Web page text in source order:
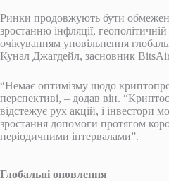
Ринки продовжують бути
зростанню інфляції,
очікуванням уповільнення
Кунал Джагдейл, засновник
“Немає оптимізму щодо
перспективі, – додав він.
відстежує рух акцій, і інвестори
зростання допомоги протягом
періодичними інтервалами”.
Глобальні оновлення